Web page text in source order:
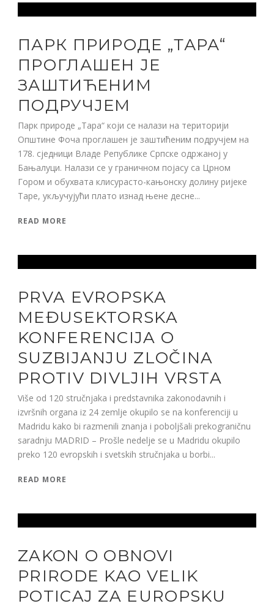
ПАРК ПРИРОДЕ „ТАРА“
ПРОГЛАШЕН ЈЕ
ЗАШТИЋЕНИМ
ПОДРУЧЈЕМ
Парк природе „Тара“ који се налази на територији
Општине Фоча проглашен је заштићеним подручјем на
178. сједници Владе Републике Српске одржаној у
Бањалуци. Налази се у граничном појасу са Црном
Гором и обухвата клисурасто-кањонску долину ријеке
Таре, укључујући плато изнад њене десне...
READ MORE
PRVA EVROPSKA
MEĐUSEKTORSKA
KONFERENCIJA O
SUZBIJANJU ZLOČINA
PROTIV DIVLJIH VRSTA
Više od 120 stručnjaka i predstavnika zakonodavnih i
izvršnih organa iz 24 zemlje okupilo se na konferenciji u
Madridu kako bi razmenili znanja i poboljšali prekograničnu
saradnju MADRID – Prošle nedelje se u Madridu okupilo
preko 120 evropskih i svetskih stručnjaka u borbi...
READ MORE
ZAKON O OBNOVI
PRIRODE KAO VELIK
POTICAJ ZA EUROPSKU